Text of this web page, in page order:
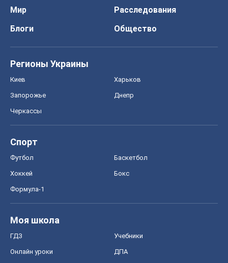
Мир
Расследования
Блоги
Общество
Регионы Украины
Киев Харьков
Запорожье Днепр
Черкассы
Спорт
Футбол Баскетбол
Хоккей Бокс
Формула-1
Моя школа
ГДЗ Учебники
Онлайн уроки ДПА